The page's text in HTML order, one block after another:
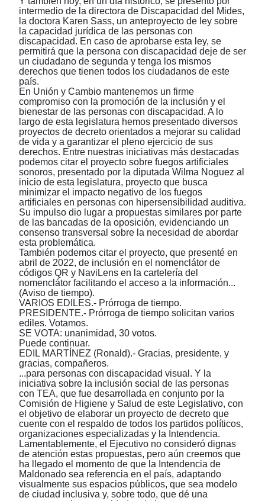
intermedio de la directora de Discapacidad del Mides,
la doctora Karen Sass, un anteproyecto de ley sobre
la capacidad jurídica de las personas con
discapacidad. En caso de aprobarse esta ley, se
permitirá que la persona con discapacidad deje de ser
un ciudadano de segunda y tenga los mismos
derechos que tienen todos los ciudadanos de este
país.
En Unión y Cambio mantenemos un firme
compromiso con la promoción de la inclusión y el
bienestar de las personas con discapacidad. A lo
largo de esta legislatura hemos presentado diversos
proyectos de decreto orientados a mejorar su calidad
de vida y a garantizar el pleno ejercicio de sus
derechos. Entre nuestras iniciativas más destacadas
podemos citar el proyecto sobre fuegos artificiales
sonoros, presentado por la diputada Wilma Noguez al
inicio de esta legislatura, proyecto que busca
minimizar el impacto negativo de los fuegos
artificiales en personas con hipersensibilidad auditiva.
Su impulso dio lugar a propuestas similares por parte
de las bancadas de la oposición, evidenciando un
consenso transversal sobre la necesidad de abordar
esta problemática.
También podemos citar el proyecto, que presenté en
abril de 2022, de inclusión en el nomenclátor de
códigos QR y NaviLens en la cartelería del
nomenclátor facilitando el acceso a la información...
(Aviso de tiempo).
VARIOS EDILES.- Prórroga de tiempo.
PRESIDENTE.- Prórroga de tiempo solicitan varios
ediles. Votamos.
SE VOTA: unanimidad, 30 votos.
Puede continuar.
EDIL MARTÍNEZ (Ronald).- Gracias, presidente, y
gracias, compañeros.
...para personas con discapacidad visual. Y la
iniciativa sobre la inclusión social de las personas
con TEA, que fue desarrollada en conjunto por la
Comisión de Higiene y Salud de este Legislativo, con
el objetivo de elaborar un proyecto de decreto que
cuente con el respaldo de todos los partidos políticos,
organizaciones especializadas y la Intendencia.
Lamentablemente, el Ejecutivo no consideró dignas
de atención estas propuestas, pero aún creemos que
ha llegado el momento de que la Intendencia de
Maldonado sea referencia en el país, adaptando
visualmente sus espacios públicos, que sea modelo
de ciudad inclusiva y, sobre todo, que dé una